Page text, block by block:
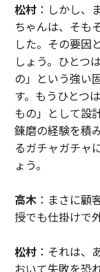
松村：しかし、
ちゃんは、そも
した。その要因
しょう。ひとつ
の」という強い
す。もうひとつ
もの」として設
錬磨の経験を積
るガチャガチャ
ょう。
高木：まさに顧
授でも仕掛けで
松村：それは、